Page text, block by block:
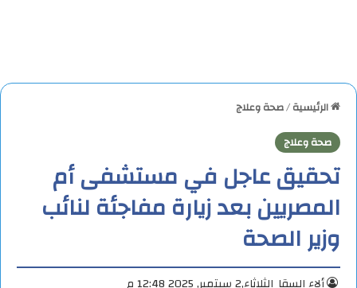
الرئيسية/صحة وعلاج
صحة وعلاج
تحقيق عاجل في مستشفى أم
المصريين بعد زيارة مفاجئة لنائب
وزير الصحة